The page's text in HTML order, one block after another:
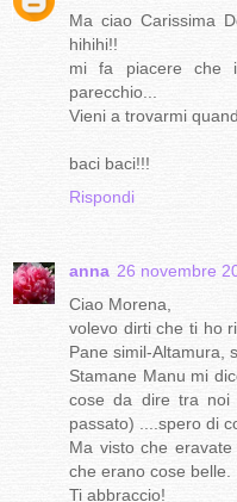
Ma ciao Carissima
hihihi!!
mi fa piacere che
parecchio...
Vieni a trovarmi
baci baci!!!
Rispondi
anna 26 novembre
Ciao Morena,
volevo dirti che ti ho
Pane simil-Altamura,
Stamane Manu mi
cose da dire tra noi
passato) ....spero di
Ma visto che
che erano cose belle.
Ti abbraccio!